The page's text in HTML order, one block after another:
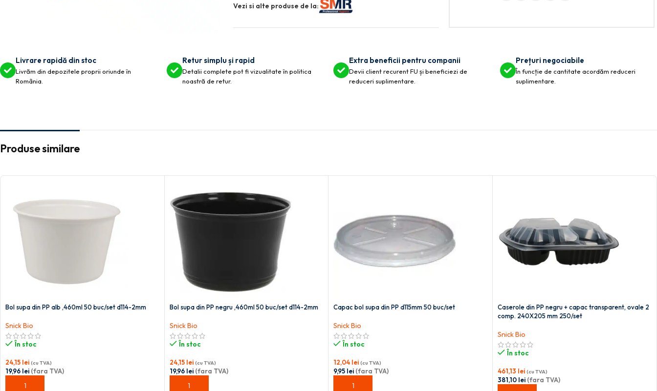
Vezi si alte produse de la:
Livrare rapidă din stoc
Livrăm din depozitele proprii oriunde în
România.
Retur simplu și rapid
Detalii complete pot fi vizualitate în politica
noastră de retur.
Extra beneficii pentru companii
Devii client recurent FU și beneficiezi de
reduceri suplimentare.
Prețuri negociabile
În funcție de cantitate acordăm reduceri
suplimentare.
Produse similare
Bol supa din PP alb ,460ml 50 buc/set d114-2mm
Snick Bio
În stoc
24,15 lei (cu TVA)
19,96 lei (fara TVA)
ADAUGĂ ÎN COȘ
Bol supa din PP negru ,460ml 50 buc/set d114-2mm
Snick Bio
În stoc
24,15 lei (cu TVA)
19,96 lei(fara TVA)
ADAUGĂ ÎN COȘ
Capac bol supa din PP d115mm 50 buc/set
Snick Bio
În stoc
12,04 lei (cu TVA)
9,95 lei (fara TVA)
ADAUGĂ ÎN COȘ
Caserole din PP negru + capac transparent, ovale 2
comp. 240X205 mm 250/set
Snick Bio
În stoc
461,13 lei (cu TVA)
381,10 lei(fara TVA)